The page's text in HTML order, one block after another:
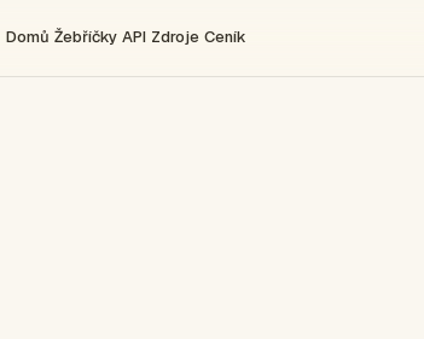
Domů Žebříčky API Zdroje Ceník